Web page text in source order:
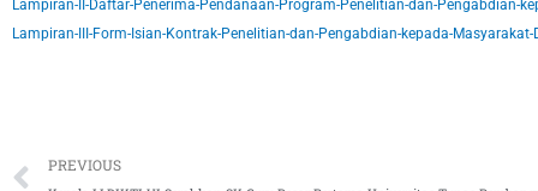
Lampiran-II-Daftar-Penerima-Pendanaan-Program-Penelitian-dan-Pengabdian-
Lampiran-III-Form-Isian-Kontrak-Penelitian-dan-Pengabdian-kepada-
Prev
PREVIOUS